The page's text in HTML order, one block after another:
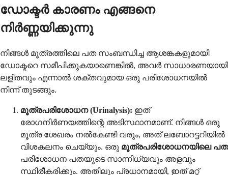
ഡോക്ടർ കാരണം എങ്ങനെ
നിർണ്ണയിക്കുന്നു
നിങ്ങൾ മൂത്രത്തിലെ പത സംബന്ധിച്ച ആശങ്കകളുമായി
ഡോക്ടറെ സമീപിക്കുകയാണെങ്കിൽ, അവർ സാധാരണയായി
ലളിതവും എന്നാൽ ശക്തവുമായ ഒരു പരിശോധനയിൽ
നിന്ന് തുടങ്ങും.
മൂത്രപരിശോധന (Urinalysis): ഇത്
രോഗനിർണയത്തിന്റെ അടിസ്ഥാനമാണ്. നിങ്ങൾ ഒരു
മൂത്ര ശേഖരം നൽകേണ്ടി വരും, അത് ലബോറട്ടറിയിൽ
വിശകലനം ചെയ്യും. ഒരു മൂത്രപരിശോധനയിലെ പത
പരിശോധന പതയുടെ സാന്നിധ്യവും അളവും
സ്ഥിരീകരിക്കും. അതിലും പ്രധാനമായി, ഇത് മറ്റ്